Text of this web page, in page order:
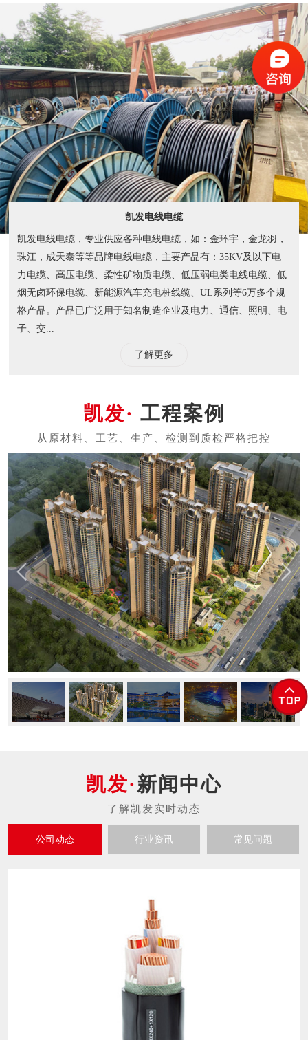
凯发电线电缆
凯发电线电缆，专业供应各种电线电缆，如：金环宇，金龙羽，
珠江，成天泰等等品牌电线电缆，主要产品有：35KV及以下电
力电缆、高压电缆、柔性矿物质电缆、低压弱电类电线电缆、低
烟无卤环保电缆、新能源汽车充电桩线缆、UL系列等6万多个规
格产品。产品已广泛用于知名制造企业及电力、通信、照明、电
子、交...
了解更多
工程案例
新闻中心
公司动态 行业资讯 常见问题